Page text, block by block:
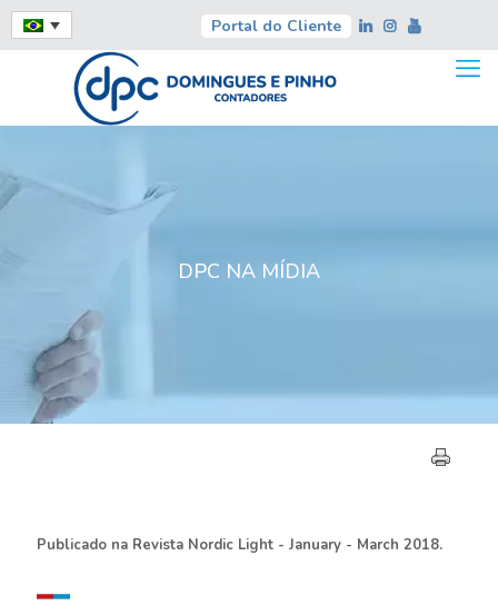
Portal do Cliente
DPC NA MÍDIA
Publicado na Revista Nordic Light - January - March 2018.